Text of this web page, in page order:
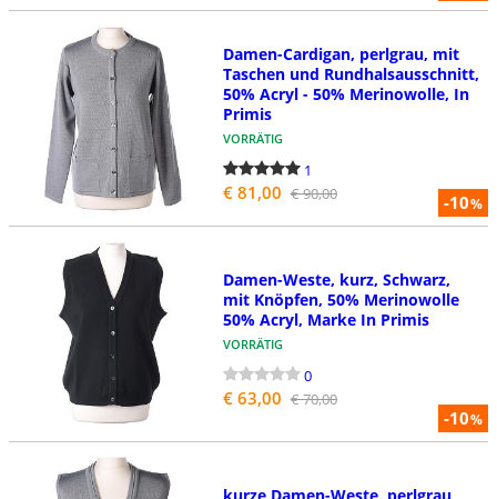
-10%
Damen-Cardigan, perlgrau, mit
Taschen und Rundhalsausschnitt,
50% Acryl - 50% Merinowolle, In
Primis
VORRÄTIG
1
€ 81,00 € 90,00
-10%
Damen-Weste, kurz, Schwarz,
mit Knöpfen, 50% Merinowolle
50% Acryl, Marke In Primis
VORRÄTIG
0
€ 63,00 € 70,00